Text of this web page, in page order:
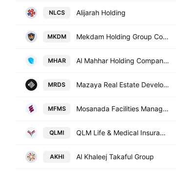
NLCS Alijarah Holding
MKDM Mekdam Holding Group Company
MHAR Al Mahhar Holding Company QPSC
MRDS Mazaya Real Estate Development Company
MFMS Mosanada Facilities Management Services Q.P.S.C.
QLMI QLM Life & Medical Insurance Company QPSC
AKHI Al Khaleej Takaful Group